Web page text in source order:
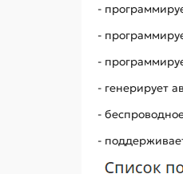
-
-
-
- генерирует
-
-